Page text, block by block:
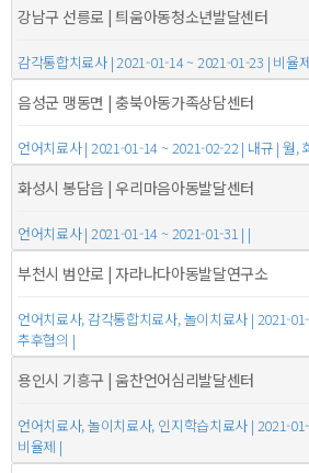
강남구 선릉로 | 틔움아동청소년발달센터
감각통합치료사 | 2021-01-14 ~ 2021-01-23 | 비율
음성군 맹동면 | 충북아동가족상담센터
언어치료사 | 2021-01-14 ~ 2021-02-22 | 내규 | 월,
화성시 봉담읍 | 우리마음아동발달센터
언어치료사 | 2021-01-14 ~ 2021-01-31 | |
부천시 범안로 | 자라나다아동발달연구소
언어치료사, 감각통합치료사, 놀이치료사 | 2021-
추후협의 |
용인시 기흥구 | 움찬언어심리발달센터
언어치료사, 놀이치료사, 인지학습치료사 | 2021-
비율제 |